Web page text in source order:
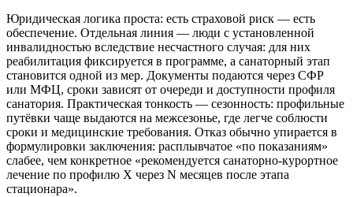
Юридическая логика проста: есть страховой риск — есть
обеспечение. Отдельная линия — люди с установленной
инвалидностью вследствие несчастного случая: для них
реабилитация фиксируется в программе, а санаторный этап
становится одной из мер. Документы подаются через СФР
или МФЦ, сроки зависят от очереди и доступности профиля
санатория. Практическая тонкость — сезонность: профильные
путёвки чаще выдаются на межсезонье, где легче соблюсти
сроки и медицинские требования. Отказ обычно упирается в
формулировки заключения: расплывчатое «по показаниям»
слабее, чем конкретное «рекомендуется санаторно-курортное
лечение по профилю Х через N месяцев после этапа
стационара».